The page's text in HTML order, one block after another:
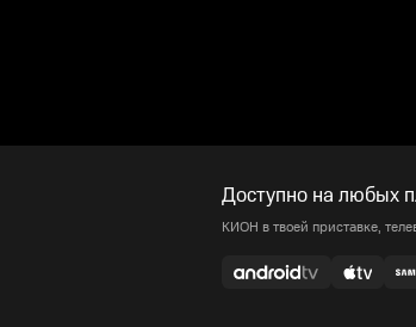
Доступно на любых
КИОН в твоей приставке,